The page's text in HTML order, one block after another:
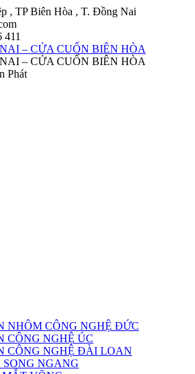
, TP Biên Hòa , T. Đồng Nai
411
Phát
NHÔM CÔNG NGHỆ ĐỨC
CÔNG NGHỆ ÚC
CÔNG NGHỆ ĐÀI LOAN
NGANG